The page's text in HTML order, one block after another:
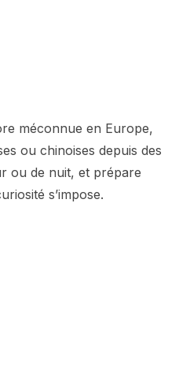
méconnue en Europe,
ou chinoises depuis des
ou de nuit, et prépare
s’impose.